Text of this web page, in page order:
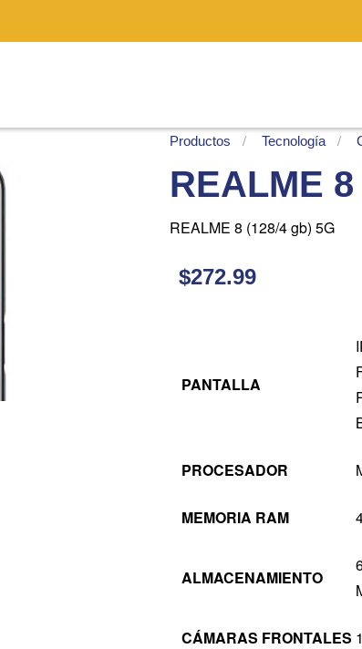
Productos Tecnología
REALME
REALME 8 (128/4 gb) 5G
$272.99
PANTALLA
PROCESADOR
MEMORIA RAM
ALMACENAMIENTO
CÁMARAS FRONTALES